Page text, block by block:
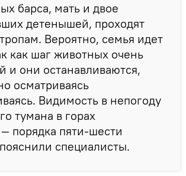
барса, мать и двое
детенышей, проходят
Вероятно, семья идет
как шаг животных очень
и они останавливаются,
осматриваясь
Видимость в непогоду
тумана в горах
порядка пяти-шести
специалисты.